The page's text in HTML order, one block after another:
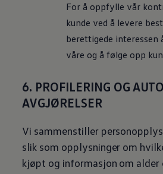
For å oppfylle vår
kunde ved å levere
berettigede interessen
våre og å følge opp
6. PROFILERING OG
AVGJØRELSER
Vi sammenstiller
slik som opplysninger om
kjøpt og informasjon om alder